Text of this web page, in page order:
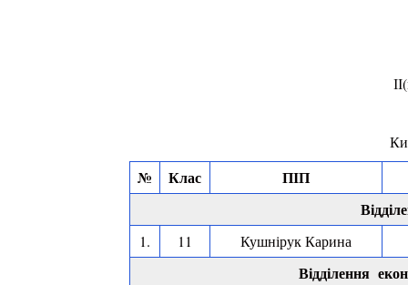
№ Клас
ПІП
1. 11 Кушнірук Карина
Відділення